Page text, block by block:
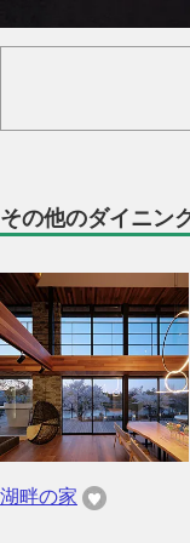
その他のダイニン
湖畔の家